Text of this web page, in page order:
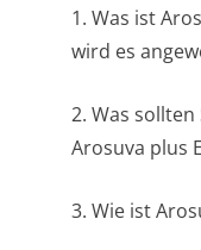
1. Was ist
wird es
2. Was
Arosuva plus
3. Wie ist